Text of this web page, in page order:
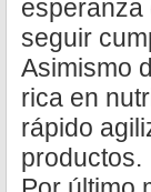
esperanza
seguir
Asimismo
rica en
rápido
productos.